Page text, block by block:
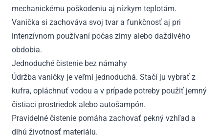
mechanickému poškodeniu aj nízkym teplotám.
Vanička si zachováva svoj tvar a funkčnosť aj pri
intenzívnom používaní počas zimy alebo daždivého
obdobia.
Jednoduché čistenie bez námahy
Údržba vaničky je veľmi jednoduchá. Stačí ju vybrať z
kufra, opláchnuť vodou a v prípade potreby použiť jemný
čistiaci prostriedok alebo autošampón.
Pravidelné čistenie pomáha zachovať pekný vzhľad a
dlhú životnosť materiálu.